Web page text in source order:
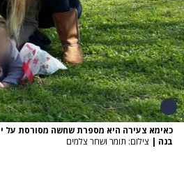
כאימא צעירה היא מספרת שחשה מסורסת על
בנה | צילום: תומר ושחר צלמים